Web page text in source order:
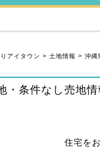
アイタウン 土地情報 沖縄
・条件なし売地
住宅を